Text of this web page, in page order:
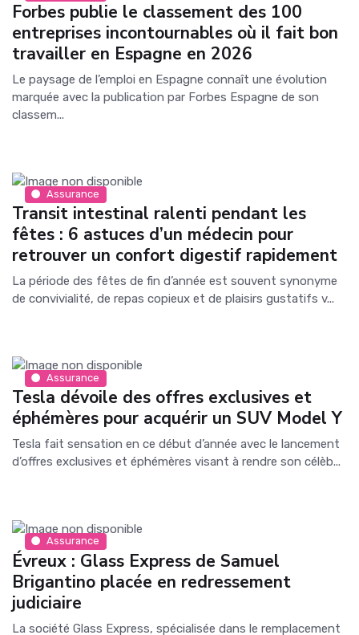
Forbes publie le classement des 100
entreprises incontournables où il fait bon
travailler en Espagne en 2026
Le paysage de l’emploi en Espagne connaît une évolution
marquée avec la publication par Forbes Espagne de son
classem...
Assurance
Transit intestinal ralenti pendant les
fêtes : 6 astuces d’un médecin pour
retrouver un confort digestif rapidement
La période des fêtes de fin d’année est souvent synonyme
de convivialité, de repas copieux et de plaisirs gustatifs v...
Assurance
Tesla dévoile des offres exclusives et
éphémères pour acquérir un SUV Model Y
Tesla fait sensation en ce début d’année avec le lancement
d’offres exclusives et éphémères visant à rendre son célèb...
Assurance
Évreux : Glass Express de Samuel
Brigantino placée en redressement
judiciaire
La société Glass Express, spécialisée dans le remplacement